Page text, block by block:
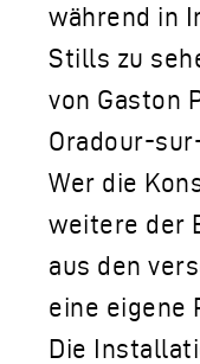
während in
Stills zu
von Gaston
Oradour-
Wer die
weitere der
aus den
eine eigene
Die